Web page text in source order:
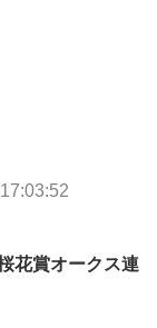
花賞オークス連